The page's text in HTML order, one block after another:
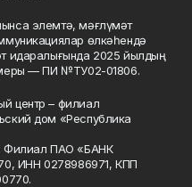
элемтә, мәғлүмәт
өлкәһендә
идаралығында 2025 йылдың
— ПИ №ТУ02-01806.
центр – филиал
дом «Республика
Филиал ПАО «БАНК
ИНН 0278986971, КПП